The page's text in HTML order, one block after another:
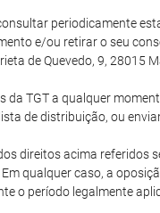
periodicamente
e/ou retirar o seu
de Quevedo, 9,
TGT a qualquer
de distribuição, ou
direitos acima
qualquer caso, a
o período legalmente